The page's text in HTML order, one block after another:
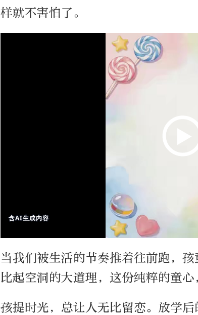
样就不害怕了。
当我们被生活的节奏推着往前跑，孩
比起空洞的大道理，这份纯粹的童心
孩提时光，总让人无比留恋。放学